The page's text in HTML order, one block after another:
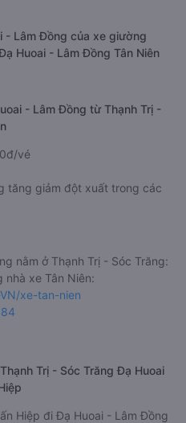
- Lâm Đồng của xe giường
Huoai - Lâm Đồng Tân Niên
- Lâm Đồng từ Thạnh Trị -
vé
tăng giảm đột xuất trong các
nằm ở Thạnh Trị - Sóc Trăng:
nhà xe Tân Niên:
xe-tan-nien
Trị - Sóc Trăng Đạ Huoai
Hiệp đi Đạ Huoai - Lâm Đồng